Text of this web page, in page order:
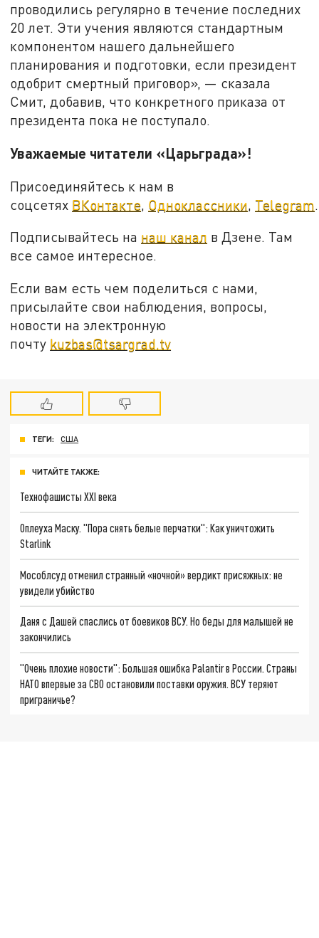
проводились регулярно в течение последних
20 лет. Эти учения являются стандартным
компонентом нашего дальнейшего
планирования и подготовки, если президент
одобрит смертный приговор», — сказала
Смит, добавив, что конкретного приказа от
президента пока не поступало.
Уважаемые читатели «Царьграда»!
Присоединяйтесь к нам в
соцсетях ВКонтакте Одноклассники Telegram
Подписывайтесь на наш канал в Дзене. Там
все самое интересное.
Если вам есть чем поделиться с нами,
присылайте свои наблюдения, вопросы,
новости на электронную
почту kuzbas@tsargrad.tv
ТЕГИ: США
ЧИТАЙТЕ ТАКЖЕ:
Технофашисты XXI века
Оплеуха Маску. "Пора снять белые перчатки": Как уничтожить
Starlink
Мособлсуд отменил странный «ночной» вердикт присяжных: не
увидели убийство
Даня с Дашей спаслись от боевиков ВСУ. Но беды для малышей не
закончились
"Очень плохие новости": Большая ошибка Palantir в России. Страны
НАТО впервые за СВО остановили поставки оружия. ВСУ теряют
приграничье?